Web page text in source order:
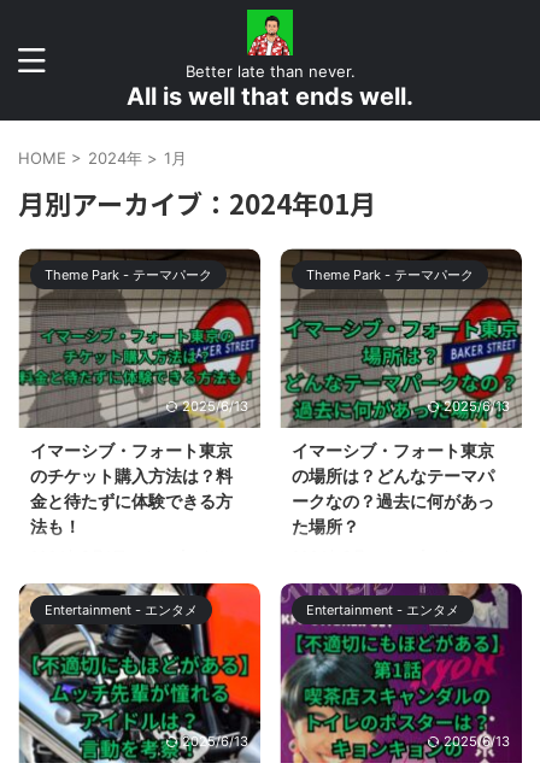
Better late than never.
All is well that ends well.
HOME > 2024年 > 1月
月別アーカイブ：2024年01月
Theme Park - テーマパーク
2025/6/13
イマーシブ・フォート東京
のチケット購入方法は？料
金と待たずに体験できる方
法も！
ーマパーク、イマーシブ・フォー
ト東京。 イマーシブ・フォート
東京は、世界初となる完全没入体
験を提供する施設で、アトラクシ
ョンやレストラン、ショップなど
で自分が物語の主人公になれると
いう画期的なコンセプトを持って
います。しかし、このテーマパー
Theme Park - テーマパーク
2025/6/13
イマーシブ・フォート東京
の場所は？どんなテーマパ
ークなの？過去に何があっ
た場所？
マパーク、イマーシブ・フォート
東京をご存知でしょうか？ この
テーマパークは、世界初となる完
全没入体験を提供する施設で、ア
トラクションやレストラン、ショ
ップなどで自分が物語の主人公に
なれるという画期的なコンセプト
を持っています。このテーマパー
Entertainment - エンタメ
2025/6/13
Entertainment - エンタメ
2025/6/13